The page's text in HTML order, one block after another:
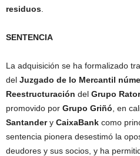
residuos
SENTENCIA
La adquisición se ha formalizado
del Juzgado de lo Mercantil
Reestructuración del Grupo Rator
promovido por Grupo Griñó , en
Santandery CaixaBank como
sentencia pionera desestimó la
deudores y sus socios, y ha